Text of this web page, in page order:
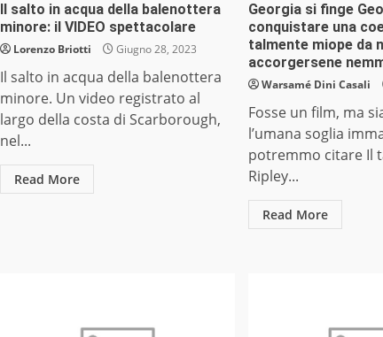
Il salto in acqua della balenottera
minore: il VIDEO spettacolare
Lorenzo Briotti Giugno 28, 2023
Il salto in acqua della balenottera
minore. Un video registrato al
largo della costa di Scarborough,
nel...
Read More
Georgia si finge
conquistare una
talmente miope da
accorgersene
Warsamé Dini Casali
Fosse un film, ma
l’umana soglia
potremmo citare Il
Ripley...
Read More